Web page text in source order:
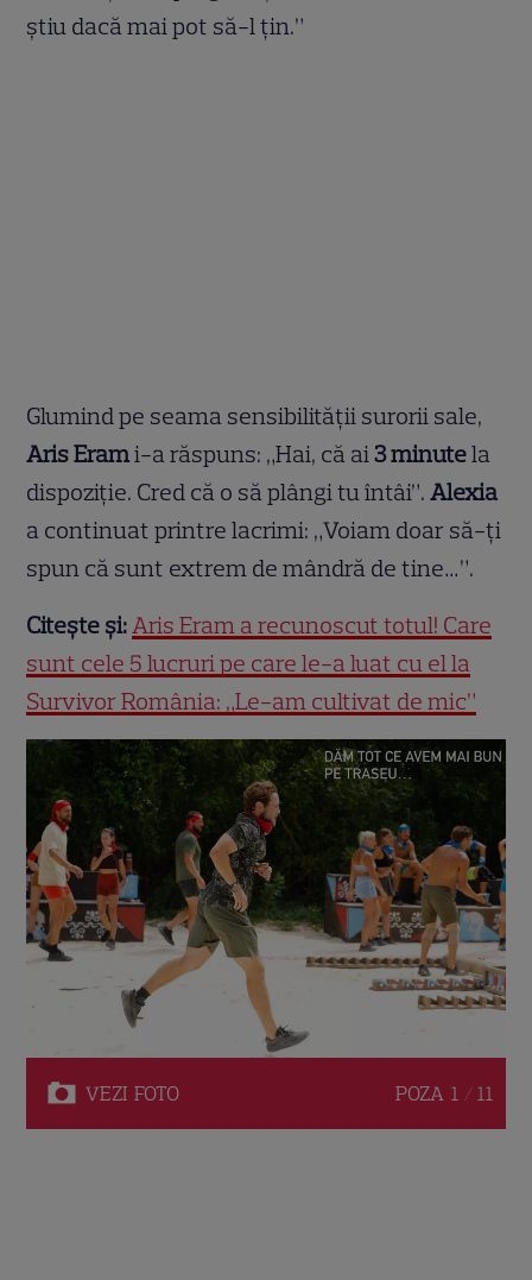
știu dacă mai pot să-l țin.”
Glumind pe seama sensibilității surorii sale,
Aris Erami-a răspuns: „Hai, că ai3 minutela
dispoziție. Cred că o să plângi tu întâi”.Alexia
a continuat printre lacrimi: „Voiam doar să-ți
spun că sunt extrem de mândră de tine…”.
Citește și:Aris Eram a recunoscut totul! Care
sunt cele 5 lucruri pe care le-a luat cu el la
Survivor România: „Le-am cultivat de mic”
VEZI FOTO POZA 1 / 11